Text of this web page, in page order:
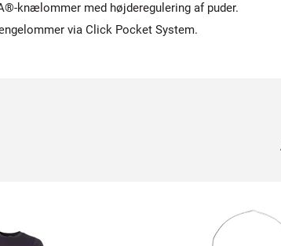
knælommer med højderegulering af puder.
via Click Pocket System.